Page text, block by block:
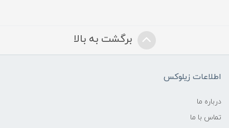
برگشت به بالا
اطلاعات زیلوکس
درباره ما
تماس با ما